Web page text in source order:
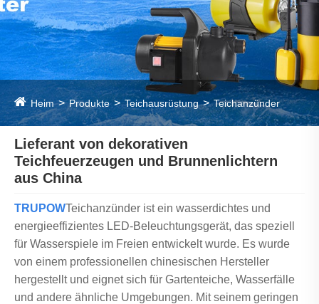
Heim Produkte Teichausrüstung Teichanzünder
Lieferant von dekorativen
Teichfeuerzeugen und Brunnenlichtern
aus China
TRUPOWTeichanzünder ist ein wasserdichtes und
energieeffizientes LED-Beleuchtungsgerät, das speziell
für Wasserspiele im Freien entwickelt wurde. Es wurde
von einem professionellen chinesischen Hersteller
hergestellt und eignet sich für Gartenteiche, Wasserfälle
und andere ähnliche Umgebungen. Mit seinem geringen